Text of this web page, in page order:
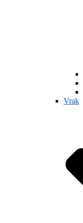
Vrak